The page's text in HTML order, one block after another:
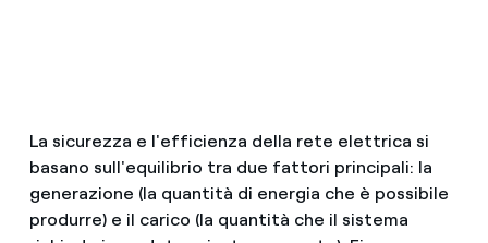
La sicurezza e l'efficienza della rete elettrica si
basano sull'equilibrio tra due fattori principali: la
generazione (la quantità di energia che è possibile
produrre) e il carico (la quantità che il sistema